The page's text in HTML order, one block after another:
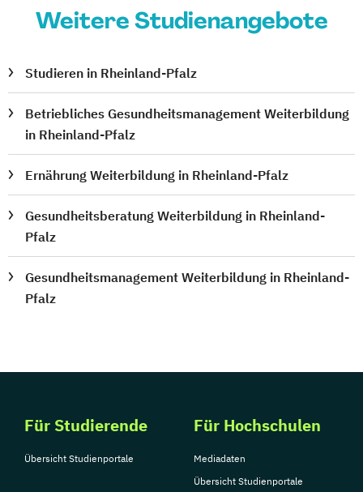
Weitere Studienangebote
Studieren in Rheinland-Pfalz
Betriebliches Gesundheitsmanagement Weiterbildung
in Rheinland-Pfalz
Ernährung Weiterbildung in Rheinland-Pfalz
Gesundheitsberatung Weiterbildung in Rheinland-
Pfalz
Gesundheitsmanagement Weiterbildung in Rheinland-
Pfalz
Für Studierende
Übersicht Studienportale
Für Hochschulen
Mediadaten
Übersicht Studienportale